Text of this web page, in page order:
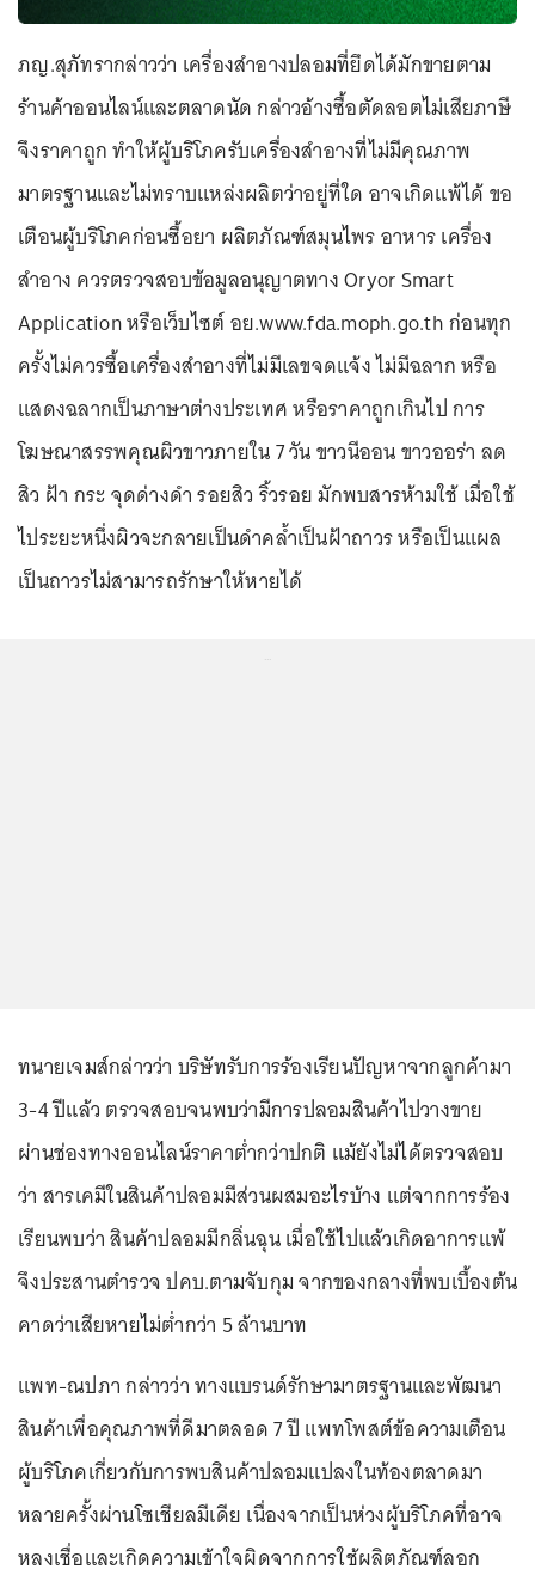
ภญ.สุภัทรากล่าวว่า เครื่องสำอางปลอมที่ยึดได้มักขายตาม
ร้านค้าออนไลน์และตลาดนัด กล่าวอ้างซื้อตัดลอตไม่เสียภาษี
จึงราคาถูก ทำให้ผู้บริโภครับเครื่องสำอางที่ไม่มีคุณภาพ
มาตรฐานและไม่ทราบแหล่งผลิตว่าอยู่ที่ใด อาจเกิดแพ้ได้ ขอ
เตือนผู้บริโภคก่อนซื้อยา ผลิตภัณฑ์สมุนไพร อาหาร เครื่อง
สำอาง ควรตรวจสอบข้อมูลอนุญาตทาง Oryor Smart
Application หรือเว็บไซต์ อย.www.fda.moph.go.th ก่อนทุก
ครั้งไม่ควรซื้อเครื่องสำอางที่ไม่มีเลขจดแจ้ง ไม่มีฉลาก หรือ
แสดงฉลากเป็นภาษาต่างประเทศ หรือราคาถูกเกินไป การ
โฆษณาสรรพคุณผิวขาวภายใน 7 วัน ขาวนีออน ขาวออร่า ลด
สิว ฝ้า กระ จุดด่างดำ รอยสิว ริ้วรอย มักพบสารห้ามใช้ เมื่อใช้
ไประยะหนึ่งผิวจะกลายเป็นดำคล้ำเป็นฝ้าถาวร หรือเป็นแผล
เป็นถาวรไม่สามารถรักษาให้หายได้
ทนายเจมส์กล่าวว่า บริษัทรับการร้องเรียนปัญหาจากลูกค้ามา
3-4 ปีแล้ว ตรวจสอบจนพบว่ามีการปลอมสินค้าไปวางขาย
ผ่านช่องทางออนไลน์ราคาต่ำกว่าปกติ แม้ยังไม่ได้ตรวจสอบ
ว่า สารเคมีในสินค้าปลอมมีส่วนผสมอะไรบ้าง แต่จากการร้อง
เรียนพบว่า สินค้าปลอมมีกลิ่นฉุน เมื่อใช้ไปแล้วเกิดอาการแพ้
จึงประสานตำรวจ ปคบ.ตามจับกุม จากของกลางที่พบเบื้องต้น
คาดว่าเสียหายไม่ต่ำกว่า 5 ล้านบาท
แพท-ณปภา กล่าวว่า ทางแบรนด์รักษามาตรฐานและพัฒนา
สินค้าเพื่อคุณภาพที่ดีมาตลอด 7 ปี แพทโพสต์ข้อความเตือน
ผู้บริโภคเกี่ยวกับการพบสินค้าปลอมแปลงในท้องตลาดมา
หลายครั้งผ่านโซเชียลมีเดีย เนื่องจากเป็นห่วงผู้บริโภคที่อาจ
หลงเชื่อและเกิดความเข้าใจผิดจากการใช้ผลิตภัณฑ์ลอก